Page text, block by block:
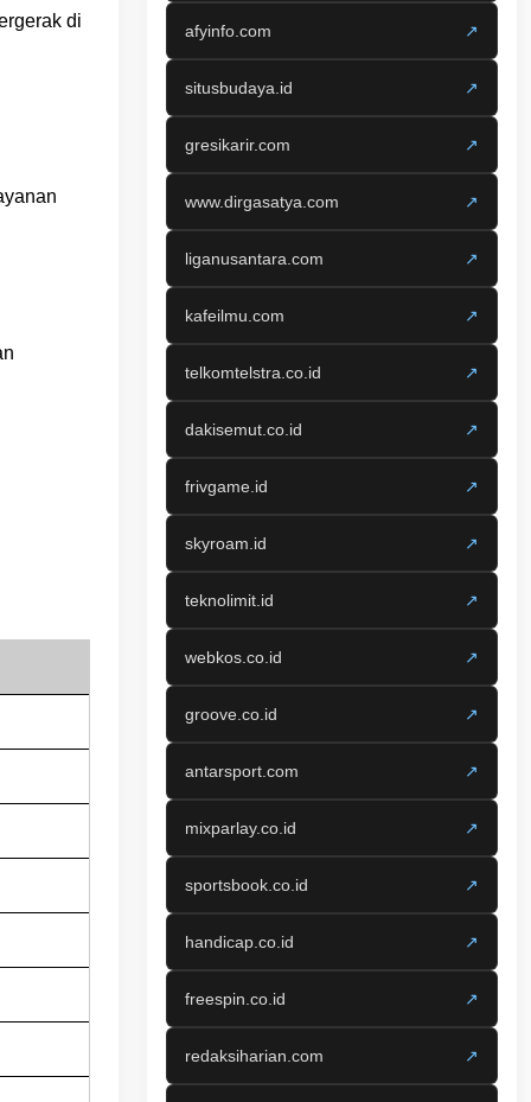
di
afyinfo.com ↗
situsbudaya.id ↗
gresikarir.com ↗
www.dirgasatya.com ↗
liganusantara.com ↗
kafeilmu.com ↗
telkomtelstra.co.id ↗
dakisemut.co.id ↗
frivgame.id ↗
skyroam.id ↗
teknolimit.id ↗
webkos.co.id ↗
groove.co.id ↗
antarsport.com ↗
mixparlay.co.id ↗
sportsbook.co.id ↗
handicap.co.id ↗
freespin.co.id ↗
redaksiharian.com ↗